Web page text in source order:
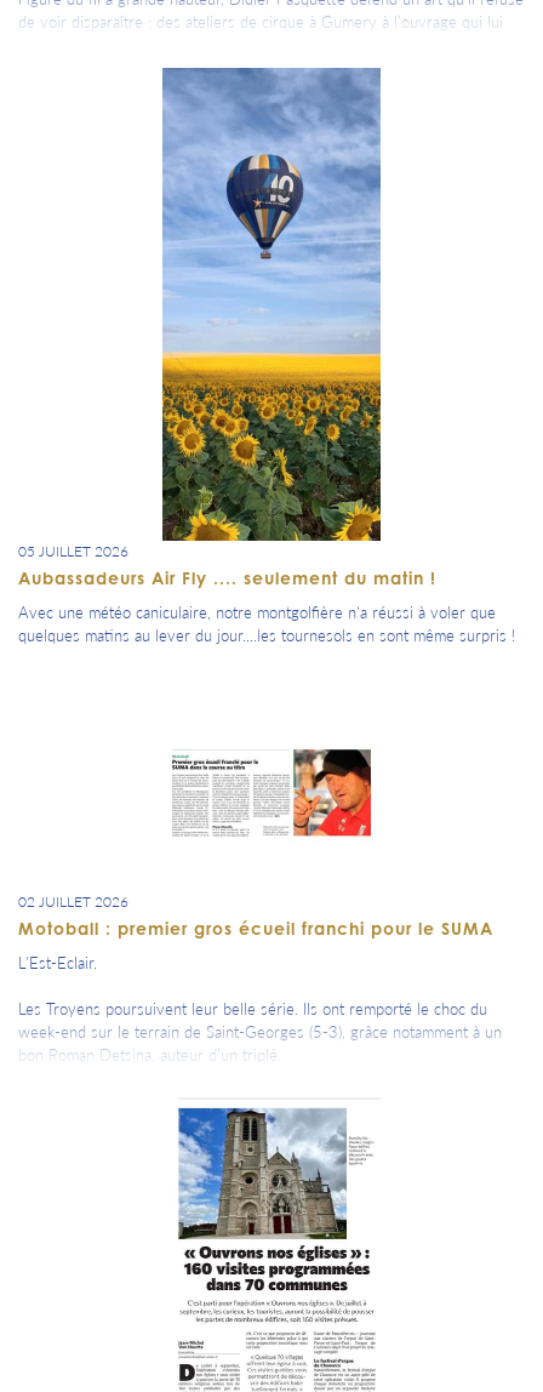
de voir disparaître : des ateliers de cirque à Gumery à l’ouvrage qui lui
n’est que volonté de transmettre.
05 JUILLET 2026
Aubassadeurs Air Fly .... seulement du matin !
Avec une météo caniculaire, notre montgolfière n'a réussi à voler que
quelques matins au lever du jour....les tournesols en sont même surpris !
02 JUILLET 2026
Motoball : premier gros écueil franchi pour le SUMA
L'Est-Eclair.
Les Troyens poursuivent leur belle série. Ils ont remporté le choc du
week-end sur le terrain de Saint-Georges (5-3), grâce notamment à un
bon Roman Detsina, auteur d’un triplé.